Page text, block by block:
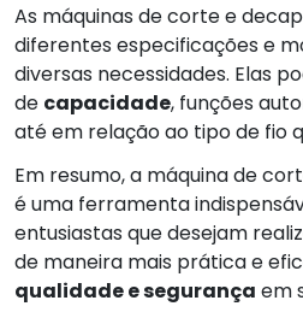
As máquinas de corte e
diferentes especificações e
diversas necessidades. Elas
de capacidade, funções
até em relação ao tipo de fio
Em resumo, a máquina de
é uma ferramenta
entusiastas que desejam
de maneira mais prática e
qualidade e segurança em